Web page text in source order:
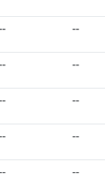
--
--
--
--
--